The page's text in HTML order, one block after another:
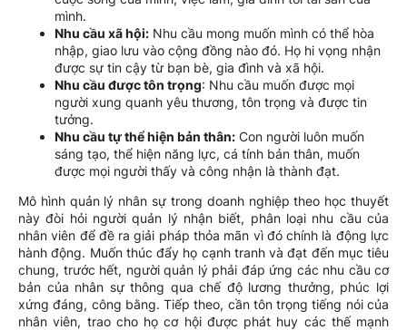
mình.
Nhu cầu xã hội: Nhu cầu mong muốn mình có thể hòa
nhập, giao lưu vào cộng đồng nào đó. Họ hi vọng nhận
được sự tin cậy từ bạn bè, gia đình và xã hội.
Nhu cầu được tôn trọng: Nhu cầu muốn được mọi
người xung quanh yêu thương, tôn trọng và được tin
tưởng.
Nhu cầu tự thể hiện bản thân: Con người luôn muốn
sáng tạo, thể hiện năng lực, cá tính bản thân, muốn
được mọi người thấy và công nhận là thành đạt.
Mô hình quản lý nhân sự trong doanh nghiệp theo học thuyết
này đòi hỏi người quản lý nhận biết, phân loại nhu cầu của
nhân viên để đề ra giải pháp thỏa mãn vì đó chính là động lực
hành động. Muốn thúc đẩy họ cạnh tranh và đạt đến mục tiêu
chung, trước hết, người quản lý phải đáp ứng các nhu cầu cơ
bản của nhân sự thông qua chế độ lương thưởng, phúc lợi
xứng đáng, công bằng. Tiếp theo, cần tôn trọng tiếng nói của
nhân viên, trao cho họ cơ hội được phát huy các thế mạnh